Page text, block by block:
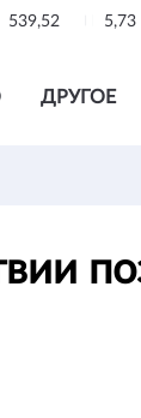
539,52 5,73
ДРУГОЕ